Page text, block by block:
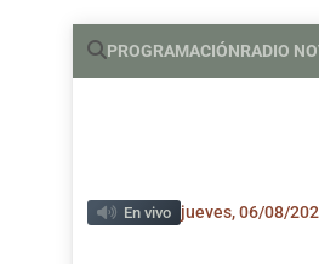
Saltar
PROGRAMACIÓNRADIO
En vivo jueves, 06/08/